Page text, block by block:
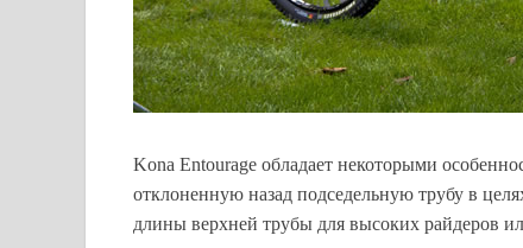
Kona Entourage обладает некоторыми
отклоненную назад подседельную трубу в
длины верхней трубы для высоких райдеров